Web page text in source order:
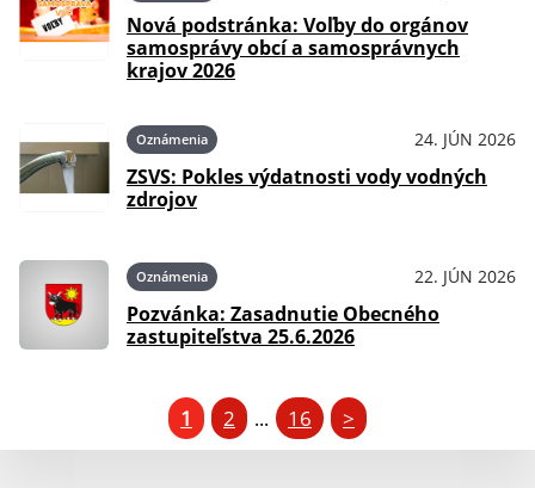
Nová podstránka: Voľby do orgánov
samosprávy obcí a samosprávnych
krajov 2026
Oznámenia 24. JÚN 2026
ZSVS: Pokles výdatnosti vody vodných
zdrojov
Oznámenia 22. JÚN 2026
Pozvánka: Zasadnutie Obecného
zastupiteľstva 25.6.2026
1 2 ... 16 >